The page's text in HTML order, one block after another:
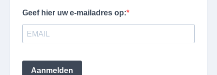
Geef hier uw e-mailadres op:
Aanmelden